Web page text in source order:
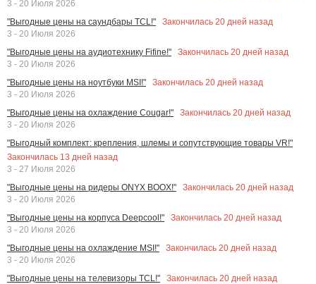
3 - 20 Июля 2026
"Выгодные цены на саундбары TCL!"
Закончилась 20 дней назад
3 - 20 Июля 2026
"Выгодные цены на аудиотехнику Fifine!"
Закончилась 20 дней назад
3 - 20 Июля 2026
"Выгодные цены на ноутбуки MSI!"
Закончилась 20 дней назад
3 - 20 Июля 2026
"Выгодные цены на охлаждение Cougar!"
Закончилась 20 дней назад
3 - 20 Июля 2026
"Выгодный комплект: крепления, шлемы и сопутствующие товары VR!"
Закончилась 13 дней назад
3 - 27 Июля 2026
"Выгодные цены на ридеры ONYX BOOX!"
Закончилась 20 дней назад
3 - 20 Июля 2026
"Выгодные цены на корпуса Deepcool!"
Закончилась 20 дней назад
3 - 20 Июля 2026
"Выгодные цены на охлаждение MSI!"
Закончилась 20 дней назад
3 - 20 Июля 2026
"Выгодные цены на телевизоры TCL!"
Закончилась 20 дней назад